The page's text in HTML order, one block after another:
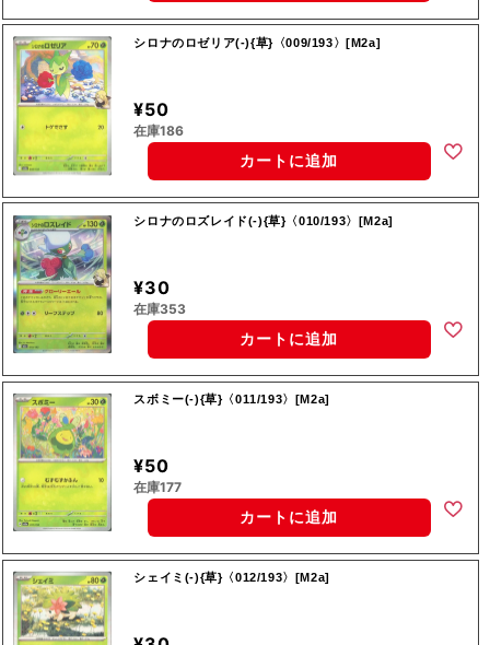
シロナのロゼリア(-){草}〈009/193〉[M2a]
¥50
在庫186
カートに追加
シロナのロズレイド(-){草}〈010/193〉[M2a]
¥30
在庫353
カートに追加
スボミー(-){草}〈011/193〉[M2a]
¥50
在庫177
カートに追加
シェイミ(-){草}〈012/193〉[M2a]